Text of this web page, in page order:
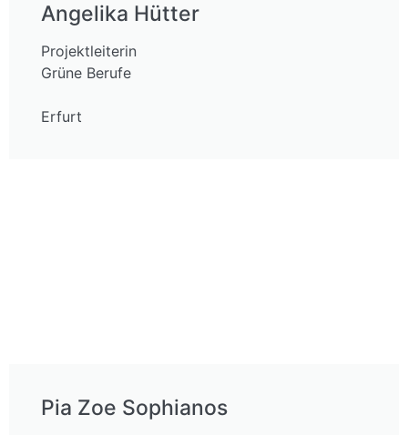
Angelika Hütter
Projektleiterin
Grüne Berufe
Erfurt
Pia Zoe Sophianos